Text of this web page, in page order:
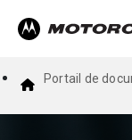
Portail de
Passerelle de
Motorola